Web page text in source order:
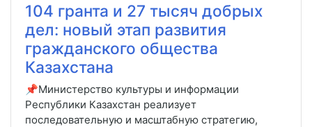
104 гранта и 27 тысяч добрых
дел: новый этап развития
гражданского общества
Казахстана
📌Министерство культуры и информации
Республики Казахстан реализует
последовательную и масштабную стратегию,